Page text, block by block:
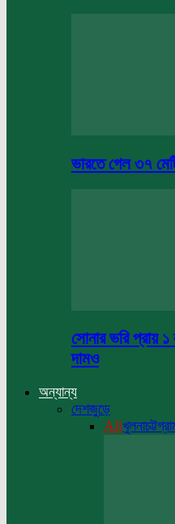
ভারতে গেল ৩৭
সোনার ভরি প্রায়
দামও
অন্যান্য
দেশজুড়ে
Allখুলনা